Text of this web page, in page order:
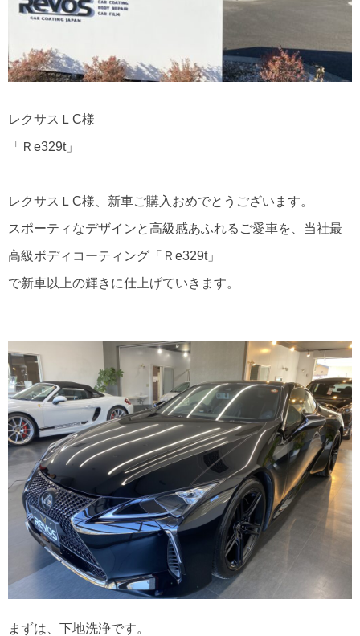
レクサスＬC様
「Ｒe329t」
レクサスＬC様、新車ご購入おめでとうございます。
スポーティなデザインと高級感あふれるご愛車を、当社最
高級ボディコーティング「Ｒe329t」
で新車以上の輝きに仕上げていきます。
まずは、下地洗浄です。